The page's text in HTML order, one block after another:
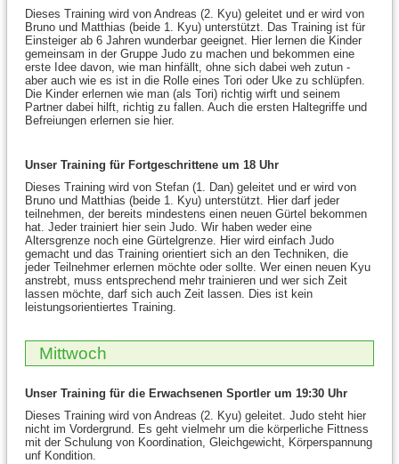
Dieses Training wird von Andreas (2. Kyu) geleitet und er wird von
Bruno und Matthias (beide 1. Kyu) unterstützt. Das Training ist für
Einsteiger ab 6 Jahren wunderbar geeignet. Hier lernen die Kinder
gemeinsam in der Gruppe Judo zu machen und bekommen eine
erste Idee davon, wie man hinfällt, ohne sich dabei weh zutun -
aber auch wie es ist in die Rolle eines Tori oder Uke zu schlüpfen.
Die Kinder erlernen wie man (als Tori) richtig wirft und seinem
Partner dabei hilft, richtig zu fallen. Auch die ersten Haltegriffe und
Befreiungen erlernen sie hier.
Unser Training für Fortgeschrittene um 18 Uhr
Dieses Training wird von Stefan (1. Dan) geleitet und er wird von
Bruno und Matthias (beide 1. Kyu) unterstützt. Hier darf jeder
teilnehmen, der bereits mindestens einen neuen Gürtel bekommen
hat. Jeder trainiert hier sein Judo. Wir haben weder eine
Altersgrenze noch eine Gürtelgrenze. Hier wird einfach Judo
gemacht und das Training orientiert sich an den Techniken, die
jeder Teilnehmer erlernen möchte oder sollte. Wer einen neuen Kyu
anstrebt, muss entsprechend mehr trainieren und wer sich Zeit
lassen möchte, darf sich auch Zeit lassen. Dies ist kein
leistungsorientiertes Training.
Mittwoch
Unser Training für die Erwachsenen Sportler um 19:30 Uhr
Dieses Training wird von Andreas (2. Kyu) geleitet. Judo steht hier
nicht im Vordergrund. Es geht vielmehr um die körperliche Fittness
mit der Schulung von Koordination, Gleichgewicht, Körperspannung
unf Kondition.